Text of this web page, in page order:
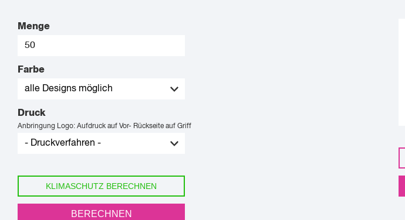
Menge
Farbe
Druck
Anbringung Logo: Aufdruck auf Vor- Rückseite auf Griff
KLIMASCHUTZ BERECHNEN
BERECHNEN